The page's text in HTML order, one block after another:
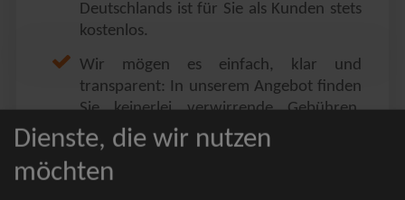
Deutschlands ist für Sie als Kunden stets
kostenlos.
Wir mögen es einfach, klar und
transparent: In unserem Angebot finden
Sie keinerlei verwirrende Gebühren,
Zusatzangebote oder ähnliches.
Sie erhalten ausschließlich
zusammenhängende Sitzplätze, welche
Dienste, die wir nutzen
möchten